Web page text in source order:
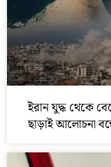
ইরান যুদ্ধ থেকে
ছাড়াই আলোচনা